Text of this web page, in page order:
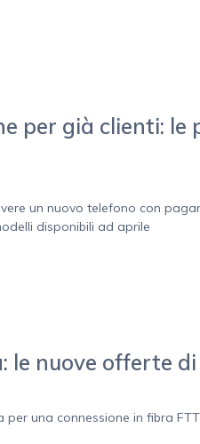
per già clienti: le
un nuovo telefono con
disponibili ad aprile
le nuove offerte
una connessione in fibra